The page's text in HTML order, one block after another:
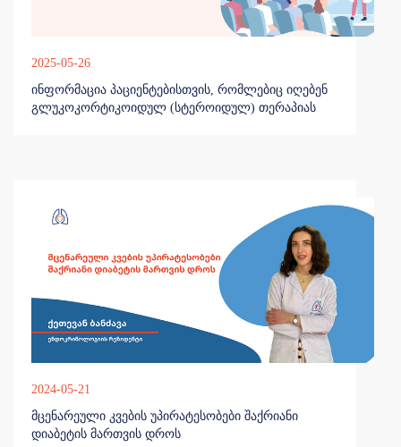
2025-05-26
ინფორმაცია პაციენტებისთვის, რომლებიც იღებენ
გლუკოკორტიკოიდულ (სტეროიდულ) თერაპიას
2024-05-21
მცენარეული კვების უპირატესობები შაქრიანი
დიაბეტის მართვის დროს